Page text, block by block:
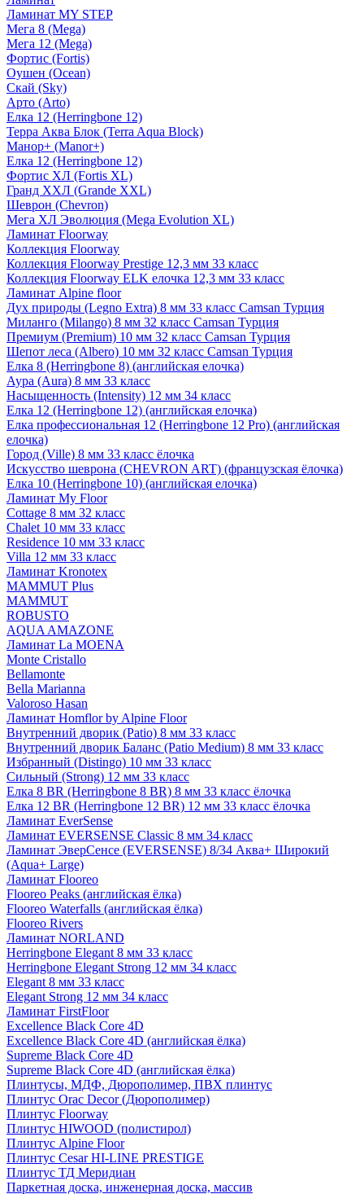
Ламинат MY STEP
Мега 8 (Mega)
Мега 12 (Mega)
Фортис (Fortis)
Оушен (Ocean)
Скай (Sky)
Арто (Arto)
Елка 12 (Herringbone 12)
Терра Аква Блок (Terra Aqua Block)
Манор+ (Manor+)
Елка 12 (Herringbone 12)
Фортис ХЛ (Fortis XL)
Гранд ХХЛ (Grande XXL)
Шеврон (Chevron)
Мега ХЛ Эволюция (Mega Evolution XL)
Ламинат Floorway
Коллекция Floorway
Коллекция Floorway Prestige 12,3 мм 33 класс
Коллекция Floorway ELK елочка 12,3 мм 33 класс
Ламинат Alpine floor
Дух природы (Legno Extra) 8 мм 33 класс Camsan Турция
Миланго (Milango) 8 мм 32 класс Camsan Турция
Премиум (Premium) 10 мм 32 класс Camsan Турция
Шепот леса (Albero) 10 мм 32 класс Camsan Турция
Елка 8 (Herringbone 8) (английская елочка)
Аура (Aura) 8 мм 33 класс
Насыщенность (Intensity) 12 мм 34 класс
Елка 12 (Herringbone 12) (английская елочка)
Елка профессиональная 12 (Herringbone 12 Pro) (английская
елочка)
Город (Ville) 8 мм 33 класс ёлочка
Искусство шеврона (CHEVRON ART) (французская ёлочка)
Елка 10 (Herringbone 10) (английская елочка)
Ламинат My Floor
Cottage 8 мм 32 класс
Chalet 10 мм 33 класс
Residence 10 мм 33 класс
Villa 12 мм 33 класс
Ламинат Kronotex
MAMMUT Plus
MAMMUT
ROBUSTO
AQUA AMAZONE
Ламинат La MOENA
Monte Cristallo
Bellamonte
Bella Marianna
Valoroso Hasan
Ламинат Homflor by Alpine Floor
Внутренний дворик (Patio) 8 мм 33 класс
Внутренний дворик Баланс (Patio Medium) 8 мм 33 класс
Избранный (Distingo) 10 мм 33 класс
Сильный (Strong) 12 мм 33 класс
Елка 8 BR (Herringbone 8 BR) 8 мм 33 класс ёлочка
Елка 12 BR (Herringbone 12 BR) 12 мм 33 класс ёлочка
Ламинат EverSense
Ламинат EVERSENSE Classic 8 мм 34 класс
Ламинат ЭверСенсе (EVERSENSE) 8/34 Аква+ Широкий
(Aqua+ Large)
Ламинат Flooreo
Flooreo Peaks (английская ёлка)
Flooreo Waterfalls (английская ёлка)
Flooreo Rivers
Ламинат NORLAND
Herringbone Elegant 8 мм 33 класс
Herringbone Elegant Strong 12 мм 34 класс
Elegant 8 мм 33 класс
Elegant Strong 12 мм 34 класс
Ламинат FirstFloor
Excellence Black Core 4D
Excellence Black Core 4D (английская ёлка)
Supreme Black Core 4D
Supreme Black Core 4D (английская ёлка)
Плинтусы, МДФ, Дюрополимер, ПВХ плинтус
Плинтус Orac Decor (Дюрополимер)
Плинтус Floorway
Плинтус HIWOOD (полистирол)
Плинтус Alpine Floor
Плинтус Cesar HI-LINE PRESTIGE
Плинтус ТД Меридиан
Паркетная доска, инженерная доска, массив